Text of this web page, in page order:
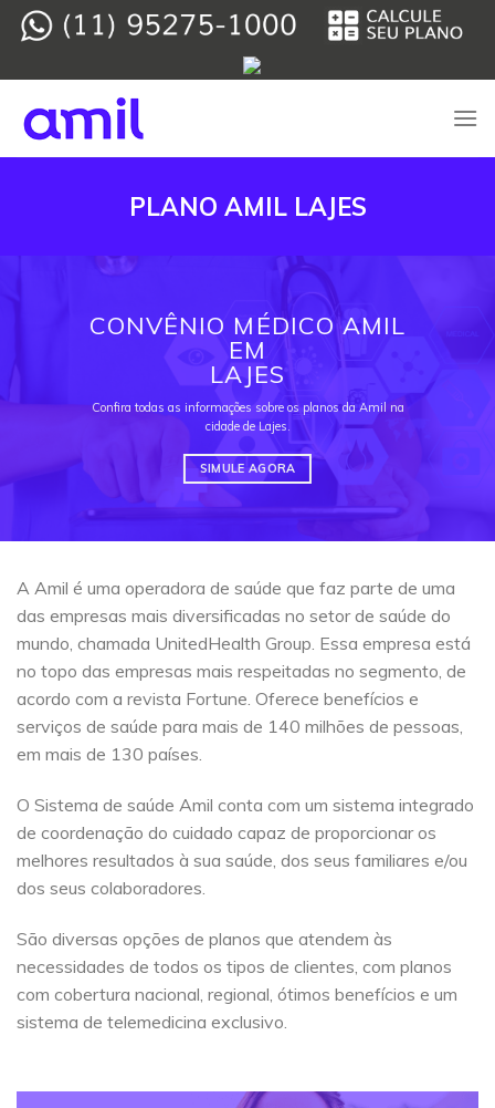
Skip
PLANO AMIL LAJES
CONVÊNIO MÉDICO AMIL
EM
LAJES
Confira todas as informações sobre os planos da Amil na
cidade de Lajes.
SIMULE AGORA
A Amil é uma operadora de saúde que faz parte de uma
das empresas mais diversificadas no setor de saúde do
mundo, chamada UnitedHealth Group. Essa empresa está
no topo das empresas mais respeitadas no segmento, de
acordo com a revista Fortune. Oferece benefícios e
serviços de saúde para mais de 140 milhões de pessoas,
em mais de 130 países.
O Sistema de saúde Amil conta com um sistema integrado
de coordenação do cuidado capaz de proporcionar os
melhores resultados à sua saúde, dos seus familiares e/ou
dos seus colaboradores.
São diversas opções de planos que atendem às
necessidades de todos os tipos de clientes, com planos
com cobertura nacional, regional, ótimos benefícios e um
sistema de telemedicina exclusivo.